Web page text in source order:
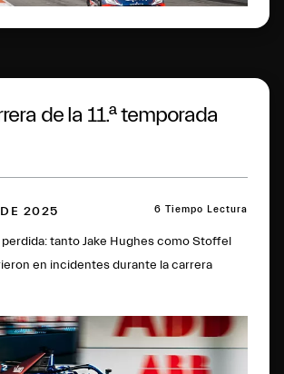
de la 11.ª temporada
2025 6 Tiempo Lectura
tanto Jake Hughes como Stoffel
en incidentes durante la carrera